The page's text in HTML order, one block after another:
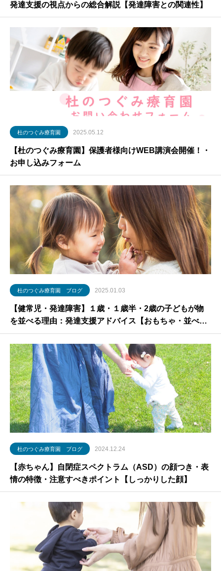
発達支援の視点からの総合解説【発達障害との関連性】
杜のつぐみ療育園 2025.05.12
【杜のつぐみ療育園】保護者様向けWEB講演会開催！・
お申し込みフォーム
杜のつぐみ療育園 ブログ 2025.01.03
【健常児・発達障害】１歳・１歳半・2歳の子どもが物
を並べる理由：発達支援アドバイス【おもちゃ・並べる
のが好き】
杜のつぐみ療育園 ブログ 2024.12.24
【赤ちゃん】自閉症スペクトラム（ASD）の顔つき・表
情の特徴・注意すべきポイント【しっかりした顔】